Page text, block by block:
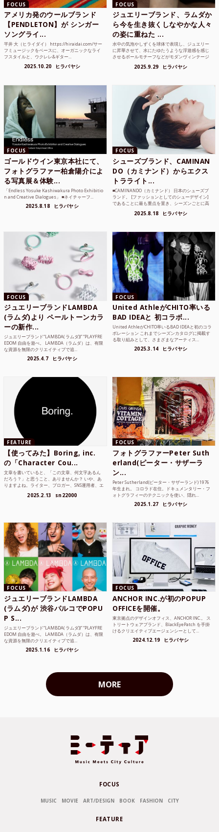
FOCUS
アメリカ発のウールブランド
【PENDLETON】が シンガー
ソングライ...
平井 大（ヒライダイ） https://hiraidai.com/サー
フミュージックをベースに、オーガニックなライ
フスタイルと、ウクレレ&ギター...
2025.10.20 ヒラバヤシ
FOCUS
ジュエリーブランド、ラムダか
ら今を生き抜くしなやかな人々
の姿に重ねた ...
水中の気泡やしずくを球体で表現し、ジュエリー
に昇華させて、水にたゆたうような浮遊感を感じ
させるボールモチーフなどがモダンヴィンテージ
2025.9.29 ヒラバヤシ
FOCUS
ゴールドウイン東京本社にて、
フォトグラファー柏倉陽介によ
る写真展＆体験...
「Endless Yosuke Kashiwakura Photo Exhibitio
n and Creative Dialogues」 ■ネイチャーフ...
2025.8.18 ヒラバヤシ
FOCUS
シューズブランド、CAMINAN
DO（カミナンド）からエクス
トラライト...
■CAMINANDO（カミナンド） 日本のシューズブ
ランド。 [ファッションとしてのシューデザイン]
であることに最も重点を置き、シーズンごとに高
2025.8.18 ヒラバヤシ
FOCUS
ジュエリーブランドLAMBDA
(ラムダ)より ペールトーンカラ
ーの新作...
ジュエリーブランド“LAMBDA( ラムダ))” “PLAYFRE
EDOM 自由を遊べ。 LAMBDA（ラムダ）は、有限
な資源を無限のクリエイティブで追...
2025.4.7 ヒラバヤシ
FOCUS
United AthleがCHITO率いる
BAD IDEAと 初コラボ...
United AthleがCHITO率いるBAD IDEAと初のコラ
ボレーション これまでシーズンカタログに掲載す
る取り組みとして、さまざまなアーティス...
2025.3.14 ヒラバヤシ
FEATURE
【使ってみた】Boring, inc.
の「Character Cou...
文章を書いていると、「この文章、何文字あるん
だろう？」と思うこと、ありませんか？ いや、あ
りますよね。ライター、ブロガー、SNS運用者、エ
2025.2.13 sn22000
FOCUS
フォトグラファーPeter Suth
erland(ピーター・サザーラ
ン...
Peter Sutherland(ピーター・サザーランド) 1976
年生まれ。 コロラド在住。ドキュメンタリー・フ
ォトグラフィーのテクニックを使い、隠れ...
2025.1.27 ヒラバヤシ
FOCUS
ジュエリーブランドLAMBDA
(ラムダ)が 渋谷パルコでPOPU
P S...
ジュエリーブランド“LAMBDA( ラムダ))” “PLAYFRE
EDOM 自由を遊べ。 LAMBDA（ラムダ）は、有限
な資源を無限のクリエイティブで追...
2025.1.16 ヒラバヤシ
FOCUS
ANCHOR INC.が初のPOPUP
OFFICEを開催。
東京拠点のデザインオフィス、ANCHOR INC.。 ス
トリートウェアブランド、BlackEyePatch を手掛
けるクリエイティブエージェンシーとして...
2024.12.19 ヒラバヤシ
MORE
FOCUS
MUSIC MOVIE ART/DESIGN BOOK FASHION CITY
FEATURE